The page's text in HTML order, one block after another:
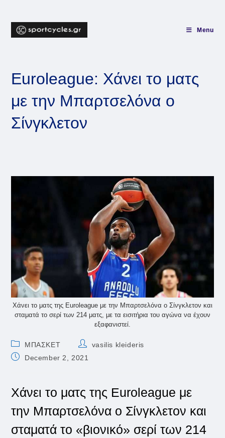
content
Menu
Euroleague: Χάνει το ματς
με την Μπαρτσελόνα ο
Σίνγκλετον
Χάνει το ματς της Euroleague με την Μπαρτσελόνα ο Σίνγκλετον και
σταματά το σερί των 214 ματς, με τα εισιτήρια του αγώνα να έχουν
εξαφανιστεί.
Post
category:
ΜΠΑΣΚΕΤ
Postvasilis kleideris
PostDecember 2, 2021
Χάνει το ματς της Euroleague με
την Μπαρτσελόνα ο Σίνγκλετον και
σταματά το «βιονικό» σερί των 214